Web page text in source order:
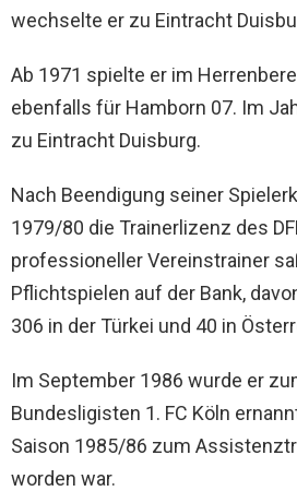
wechselte er zu Eintracht
Ab 1971 spielte er im
ebenfalls für Hamborn 07. Im
zu Eintracht Duisburg.
Nach Beendigung seiner
1979/80 die Trainerlizenz des
professioneller Vereinstrainer
Pflichtspielen auf der Bank,
306 in der Türkei und 40 in
Im September 1986 wurde er
Bundesligisten 1. FC Köln
Saison 1985/86 zum
worden war.